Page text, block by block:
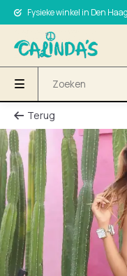
Fysieke winkel in Den Haag
Terug